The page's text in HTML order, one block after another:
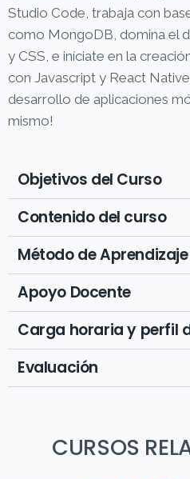
Studio Code, trabaja con
como MongoDB, domina el
y CSS, e iníciate en la
con Javascript y React
desarrollo de aplicaciones
mismo!
Objetivos del Curso
Contenido del curso
Método de Aprendizaje
Apoyo Docente
Carga horaria y perfil
Evaluación
CURSOS